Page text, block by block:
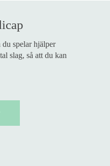
spelar hjälper
slag, så att du kan